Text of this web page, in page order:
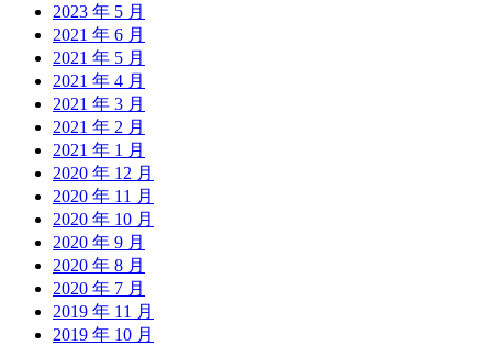
2023 年 5 月
2021 年 6 月
2021 年 5 月
2021 年 4 月
2021 年 3 月
2021 年 2 月
2021 年 1 月
2020 年 12 月
2020 年 11 月
2020 年 10 月
2020 年 9 月
2020 年 8 月
2020 年 7 月
2019 年 11 月
2019 年 10 月